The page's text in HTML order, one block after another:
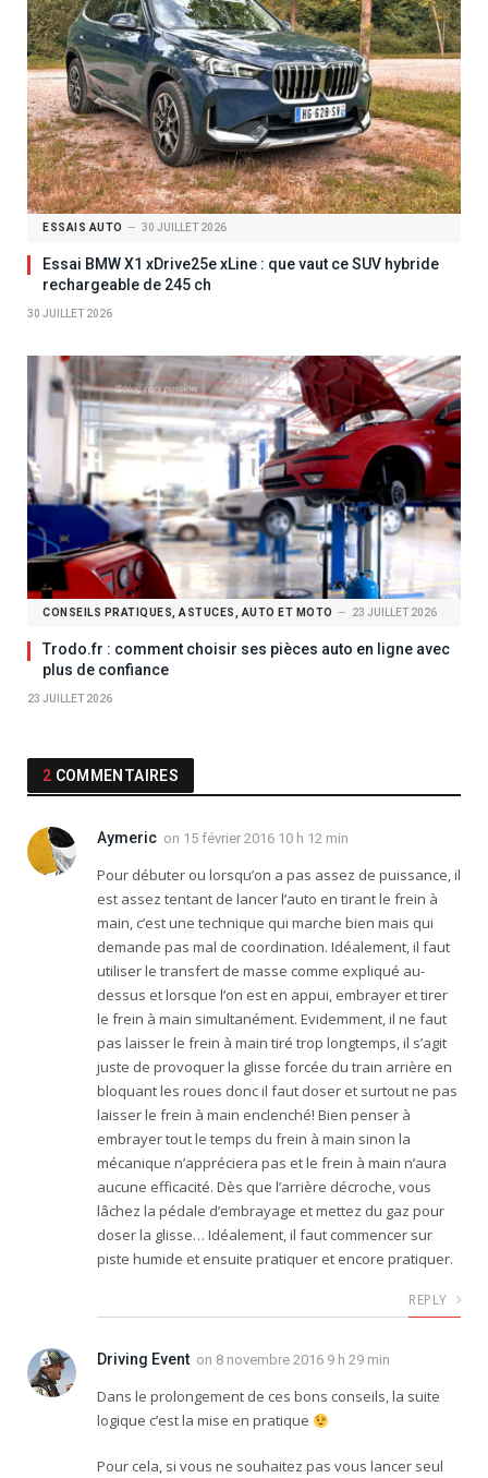
ESSAIS AUTO 30 JUILLET 2026
Essai BMW X1 xDrive25e xLine : que vaut ce SUV hybride
rechargeable de 245 ch
30 JUILLET 2026
CONSEILS PRATIQUES, ASTUCES, AUTO ET MOTO 23 JUILLET 2026
Trodo.fr : comment choisir ses pièces auto en ligne avec
plus de confiance
23 JUILLET 2026
2 COMMENTAIRES
Aymeric on 15 février 2016 10 h 12 min
Pour débuter ou lorsqu’on a pas assez de puissance, il
est assez tentant de lancer l’auto en tirant le frein à
main, c’est une technique qui marche bien mais qui
demande pas mal de coordination. Idéalement, il faut
utiliser le transfert de masse comme expliqué au-
dessus et lorsque l’on est en appui, embrayer et tirer
le frein à main simultanément. Evidemment, il ne faut
pas laisser le frein à main tiré trop longtemps, il s’agit
juste de provoquer la glisse forcée du train arrière en
bloquant les roues donc il faut doser et surtout ne pas
laisser le frein à main enclenché! Bien penser à
embrayer tout le temps du frein à main sinon la
mécanique n’appréciera pas et le frein à main n’aura
aucune efficacité. Dès que l’arrière décroche, vous
lâchez la pédale d’embrayage et mettez du gaz pour
doser la glisse… Idéalement, il faut commencer sur
piste humide et ensuite pratiquer et encore pratiquer.
REPLY
Driving Event on 8 novembre 2016 9 h 29 min
Dans le prolongement de ces bons conseils, la suite
logique c’est la mise en pratique
Pour cela, si vous ne souhaitez pas vous lancer seul